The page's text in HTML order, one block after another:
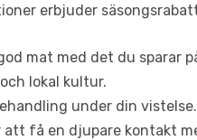
erbjuder
mat med det du sparar
lokal kultur.
under din vistelse.
få en djupare kontakt